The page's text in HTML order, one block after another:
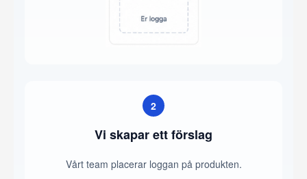
2
Vi skapar ett förslag
Vårt team placerar loggan på produkten.